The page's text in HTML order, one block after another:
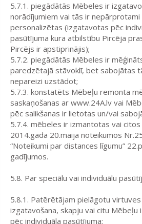
5.7.1. piegādātās Mēbeles ir
norādījumiem vai tās ir nepārprotami
personalizētas (izgatavotas pēc
pasūtījuma kura atbilstību Pircēja
Pircējs ir apstiprinājis);
5.7.2. piegādātās Mēbeles ir
paredzētajā stāvoklī, bet sabojātas
nepareizi uzstādot;
5.7.3. konstatēts Mēbeļu remonta
saskaņošanas ar www.24A.lv vai
pēc salikšanas ir lietotas un/vai
5.7.4. mēbeles ir izmantotas vai
2014.gada 20.maija noteikumos
“Noteikumi par distances līgumu”
gadījumos.
5.8. Par speciālu vai individuālu
5.8.1. Patērētājam pielāgotu
izgatavošana, skapju vai citu Mēbeļu
pēc individuāla pasūtījuma;